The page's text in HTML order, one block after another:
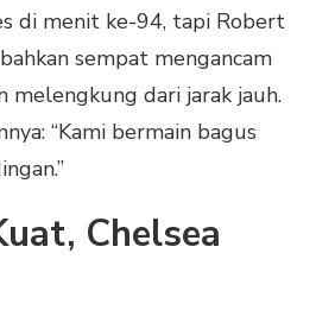
di menit ke-94, tapi Robert
sempat mengancam
dari jarak jauh.
“Kami bermain bagus
Chelsea